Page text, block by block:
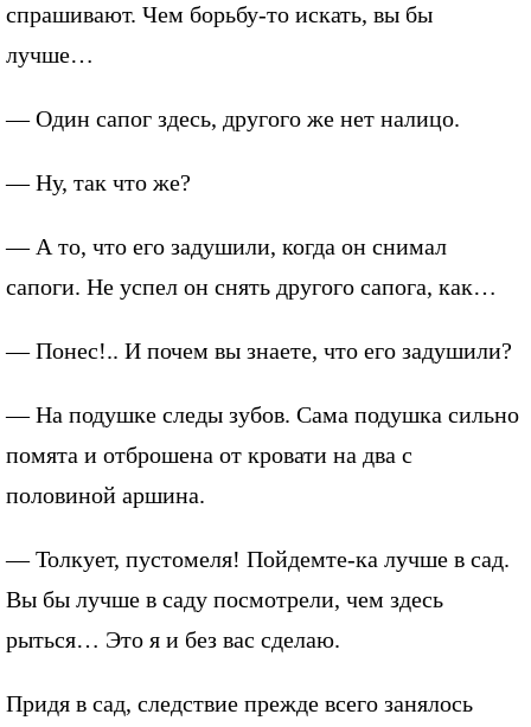
спрашивают. Чем борьбу-то искать, вы бы
лучше…
— Один сапог здесь, другого же нет налицо.
— Ну, так что же?
— А то, что его задушили, когда он снимал
сапоги. Не успел он снять другого сапога, как…
— Понес!.. И почем вы знаете, что его задушили?
— На подушке следы зубов. Сама подушка сильно
помята и отброшена от кровати на два с
половиной аршина.
— Толкует, пустомеля! Пойдемте-ка лучше в сад.
Вы бы лучше в саду посмотрели, чем здесь
рыться… Это я и без вас сделаю.
Придя в сад, следствие прежде всего занялось